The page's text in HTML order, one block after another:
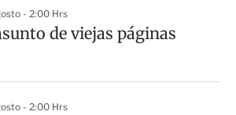
- 2:00 Hrs
de viejas páginas
- 2:00 Hrs